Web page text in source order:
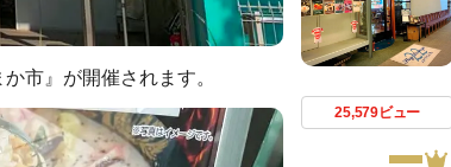
市』が開催されます。
25,579ビュー